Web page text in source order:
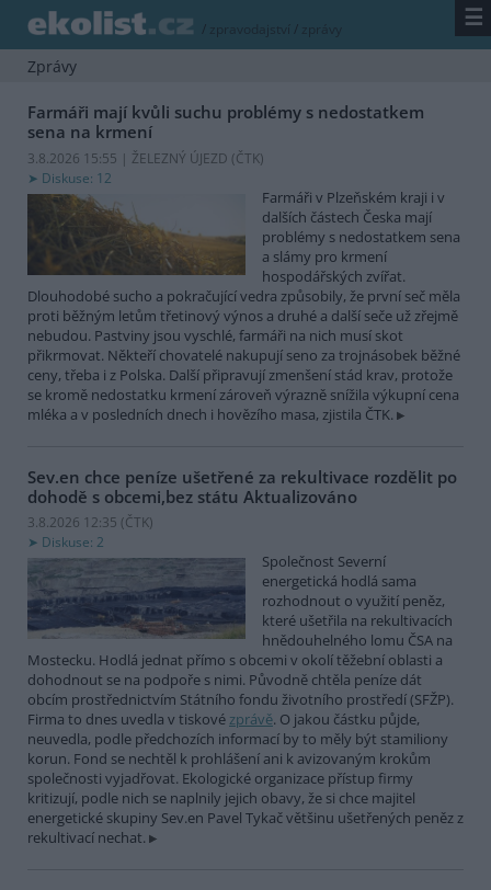
/ zpravodajství / zprávy ☰
Zprávy
Farmáři mají kvůli suchu problémy s nedostatkem
sena na krmení
3.8.2026 15:55 | ŽELEZNÝ ÚJEZD (ČTK)
Diskuse: 12
Farmáři v Plzeňském kraji i v
dalších částech Česka mají
problémy s nedostatkem sena
a slámy pro krmení
hospodářských zvířat.
Dlouhodobé sucho a pokračující vedra způsobily, že první seč měla
proti běžným letům třetinový výnos a druhé a další seče už zřejmě
nebudou. Pastviny jsou vyschlé, farmáři na nich musí skot
přikrmovat. Někteří chovatelé nakupují seno za trojnásobek běžné
ceny, třeba i z Polska. Další připravují zmenšení stád krav, protože
se kromě nedostatku krmení zároveň výrazně snížila výkupní cena
mléka a v posledních dnech i hovězího masa, zjistila ČTK.
Sev.en chce peníze ušetřené za rekultivace rozdělit po
dohodě s obcemi,bez státu Aktualizováno
3.8.2026 12:35 (ČTK)
Diskuse: 2
Společnost Severní
energetická hodlá sama
rozhodnout o využití peněz,
které ušetřila na rekultivacích
hnědouhelného lomu ČSA na
Mostecku. Hodlá jednat přímo s obcemi v okolí těžební oblasti a
dohodnout se na podpoře s nimi. Původně chtěla peníze dát
obcím prostřednictvím Státního fondu životního prostředí (SFŽP).
Firma to dnes uvedla v tiskovézprávě. O jakou částku půjde,
neuvedla, podle předchozích informací by to měly být stamiliony
korun. Fond se nechtěl k prohlášení ani k avizovaným krokům
společnosti vyjadřovat. Ekologické organizace přístup firmy
kritizují, podle nich se naplnily jejich obavy, že si chce majitel
energetické skupiny Sev.en Pavel Tykač většinu ušetřených peněz z
rekultivací nechat.